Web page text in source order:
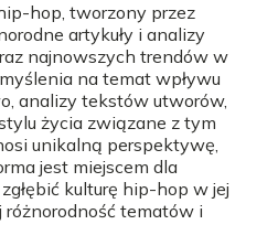
hop, tworzony przez
artykuły i analizy
najnowszych trendów w
na temat wpływu
analizy tekstów utworów,
życia związane z tym
unikalną perspektywę,
jest miejscem dla
kulturę hip-hop w jej
tematów i